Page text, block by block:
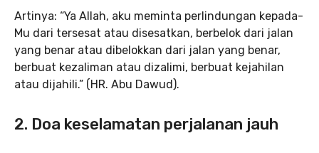
Artinya: “Ya Allah, aku meminta perlindungan kepada-
Mu dari tersesat atau disesatkan, berbelok dari jalan
yang benar atau dibelokkan dari jalan yang benar,
berbuat kezaliman atau dizalimi, berbuat kejahilan
atau dijahili.” (HR. Abu Dawud).
2. Doa keselamatan perjalanan jauh